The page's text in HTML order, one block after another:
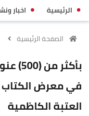
الرئيسية اخبار
الصفحة الرئيسية
في معرض الكتاب
العتبة الكاظمية